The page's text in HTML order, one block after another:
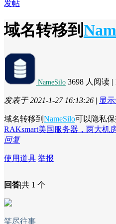
发帖
域名转移到
NameSilo 3698 人阅读 |
发表于 2021-1-27 16:13:26 | 显
域名转移到 NameSilo可以隐私
RAKsmart美国服务器，两大机
回复
使用道具 举报
回答|共 1 个
笑尽往事